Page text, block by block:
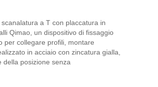
a T con placcatura in
Qimao, un dispositivo di fissaggio
per collegare profili, montare
in acciaio con zincatura gialla,
posizione senza